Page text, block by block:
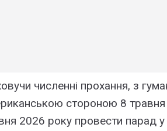
численні прохання, з
стороною 8
2026 року провести парад